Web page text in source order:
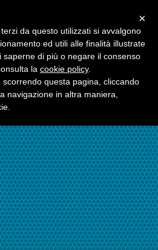
×
da questo utilizzati si avvalgono
ed utili alle finalità illustrate
saperne di più o negare il consenso
la cookie policy.
questa pagina, cliccando
navigazione in altra maniera,